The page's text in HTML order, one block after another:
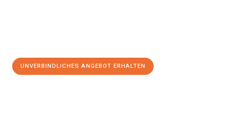
UNVERBINDLICHES ANGEBOT ERHALTEN